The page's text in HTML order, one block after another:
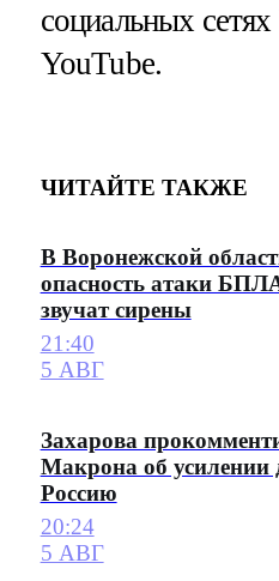
социальных
YouTube.
ЧИТАЙТЕ ТАКЖЕ
В Воронежской
опасность атаки
звучат сирены
21:40
5 АВГ
Захарова
Макрона об усилении
Россию
20:24
5 АВГ